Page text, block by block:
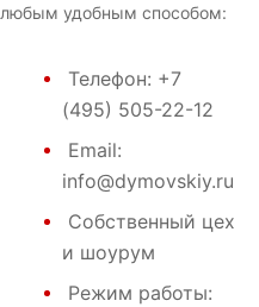
любым удобным способом:
Телефон: +7
(495) 505-22-12
Email:
info@dymovskiy.ru
Собственный цех
и шоурум
Режим работы: